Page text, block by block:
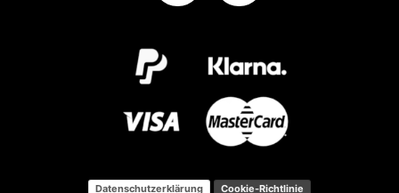
Datenschutzerklärung Cookie-Richtlinie